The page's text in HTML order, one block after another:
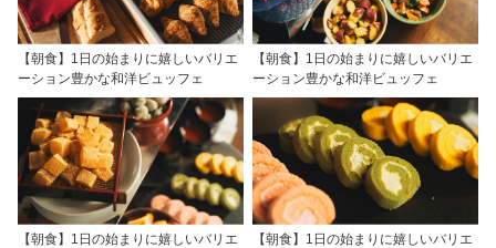
【朝食】1日の始まりに嬉しいバリエ
ーション豊かな和洋ビュッフェ
【朝食】1日の始まりに嬉しいバリエ
ーション豊かな和洋ビュッフェ
【朝食】1日の始まりに嬉しいバリエ
【朝食】1日の始まりに嬉しいバリエ